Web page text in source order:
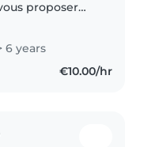
proposer
de
6 years
€10.00/hr